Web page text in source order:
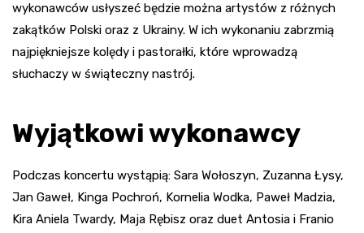
wykonawców usłyszeć będzie można artystów z różnych
zakątków Polski oraz z Ukrainy. W ich wykonaniu zabrzmią
najpiękniejsze kolędy i pastorałki, które wprowadzą
słuchaczy w świąteczny nastrój.
Wyjątkowi wykonawcy
Podczas koncertu wystąpią: Sara Wołoszyn, Zuzanna Łysy,
Jan Gaweł, Kinga Pochroń, Kornelia Wodka, Paweł Madzia,
Kira Aniela Twardy, Maja Rębisz oraz duet Antosia i Franio